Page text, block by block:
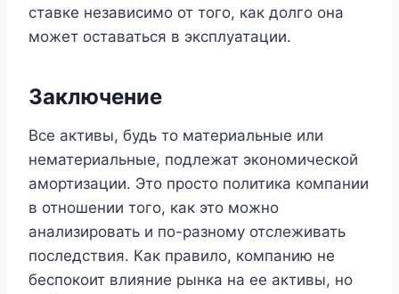
ставке независимо от того, как долго она
может оставаться в эксплуатации.
Заключение
Все активы, будь то материальные или
нематериальные, подлежат экономической
амортизации. Это просто политика компании
в отношении того, как это можно
анализировать и по-разному отслеживать
последствия. Как правило, компанию не
беспокоит влияние рынка на ее активы, но